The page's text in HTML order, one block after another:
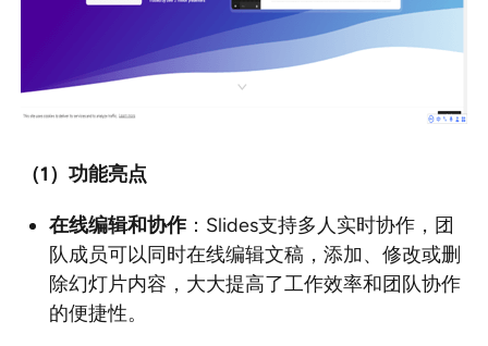
（1）功能亮点
在线编辑和协作：Slides支持多人实时协作，团
队成员可以同时在线编辑文稿，添加、修改或删
除幻灯片内容，大大提高了工作效率和团队协作
的便捷性。